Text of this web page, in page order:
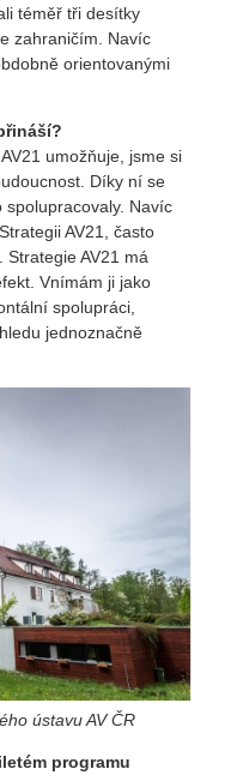
téměř tři desítky
zahraničím. Navíc
orientovanými
umožňuje, jsme si
Díky ní se
spolupracovaly. Navíc
AV21, často
AV21 má
Vnímám ji jako
spolupráci,
jednoznačně
ústavu AV ČR
programu